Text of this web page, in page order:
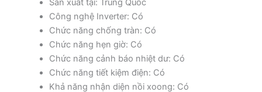
Sản xuất tại: Trung Quốc
Công nghệ Inverter: Có
Chức năng chống tràn: Có
Chức năng hẹn giờ: Có
Chức năng cảnh báo nhiệt dư: Có
Chức năng tiết kiệm điện: Có
Khả năng nhận diện nồi xoong: Có